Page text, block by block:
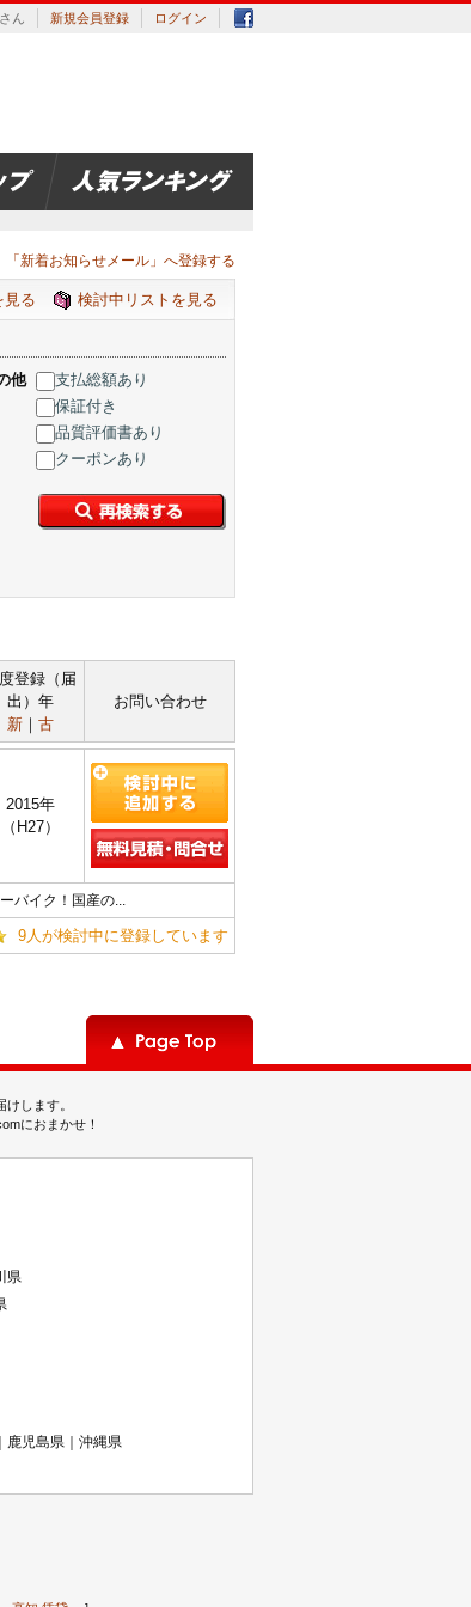
ん 新規会員登録 ログイン
お知らせメール」へ登録する
検討中リストを見る
見る
他
支払総額あり
保証付き
品質評価書あり
クーポンあり
登録（届
出）年
新｜ 古
お問い合わせ
2015年
（H27）
バイク！国産の...
9人が検討中に登録しています
します。
におまかせ！
県
鹿児島県｜沖縄県